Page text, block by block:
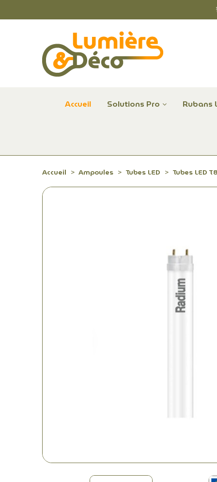
Accueil Solutions Pro Rubans
Accueil Ampoules Tubes LED Tubes LED